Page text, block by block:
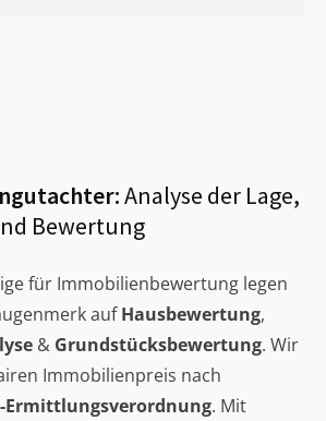
Analyse der Lage,
Bewertung
für Immobilienbewertung legen
aufHausbewertung,
& Grundstücksbewertung. Wir
Immobilienpreis nach
. Mit